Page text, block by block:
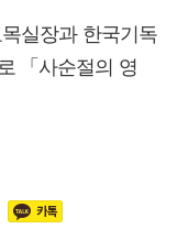
실장과 한국기독
「사순절의 영